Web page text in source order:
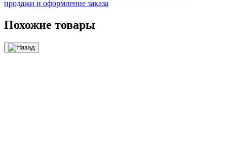
продажи и оформление заказа
Похожие товары